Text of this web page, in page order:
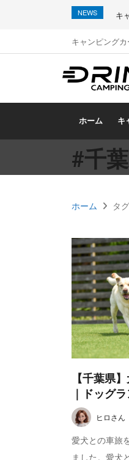
NEWS キ
キャンピング
ホーム キ
#千
ホーム タグ
【千葉県
｜ドッグ
ヒロさん
愛犬との車旅
ました。愛犬